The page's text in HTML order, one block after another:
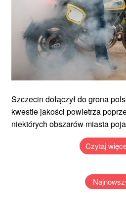
Szczecin dołączył do grona
kwestie jakości powietrza
niektórych obszarów miasta
Czytaj